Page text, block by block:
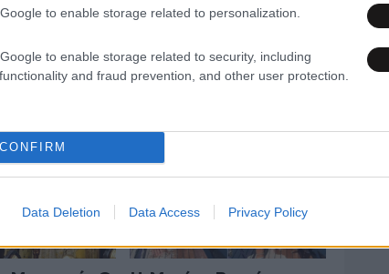
to enable storage related to personalization.
to enable storage related to security, including
and fraud prevention, and other user protection.
CONFIRM
Data Deletion Data Access Privacy Policy
ΟΛΑ ΤΑ ΑΡΘΡΑ